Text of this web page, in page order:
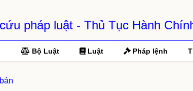
pháp luật - Thủ Tục Hành
Bộ Luật Luật Pháp lệnh